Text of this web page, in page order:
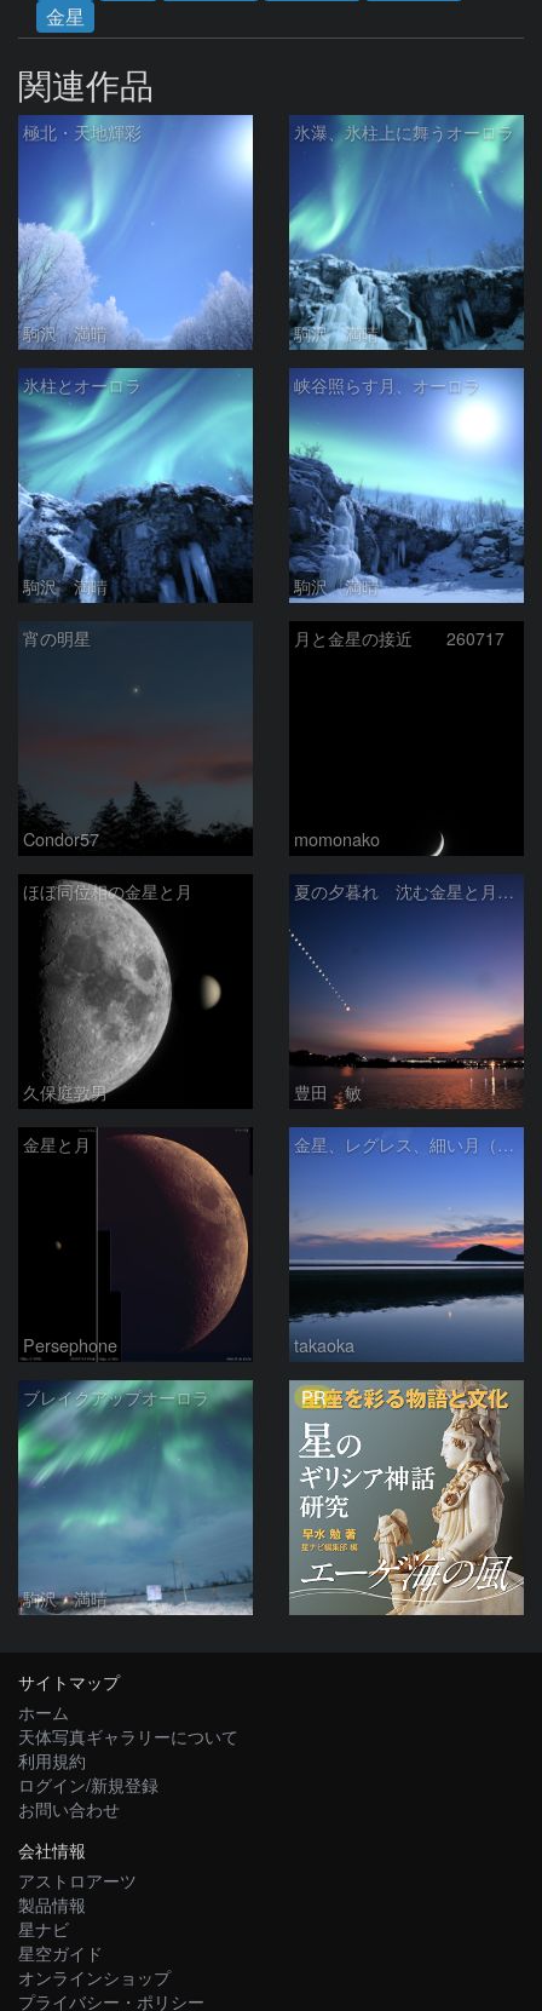
金星
関連作品
極北・天地輝彩
駒沢 満晴
氷瀑、氷柱上に舞うオーロラ
駒沢 満晴
氷柱とオーロラ
駒沢 満晴
峡谷照らす月、オーロラ
駒沢 満晴
宵の明星
Condor57
月と金星の接近 260717
momonako
ほぼ同位相の金星と月
久保庭敦男
夏の夕暮れ 沈む金星と月 2026/7/20
豊田 敏
金星と月
Persephone
金星、レグレス、細い月（７月１６日）
takaoka
ブレイクアップオーロラ
駒沢 満晴
PR
サイトマップ
ホーム
天体写真ギャラリーについて
利用規約
ログイン/新規登録
お問い合わせ
会社情報
アストロアーツ
製品情報
星ナビ
星空ガイド
オンラインショップ
プライバシー・ポリシー